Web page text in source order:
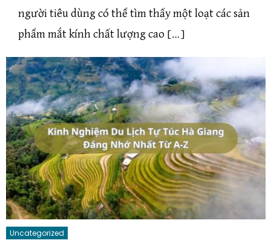
người tiêu dùng có thể tìm thấy một loạt các sản
phẩm mắt kính chất lượng cao […]
Uncategorized